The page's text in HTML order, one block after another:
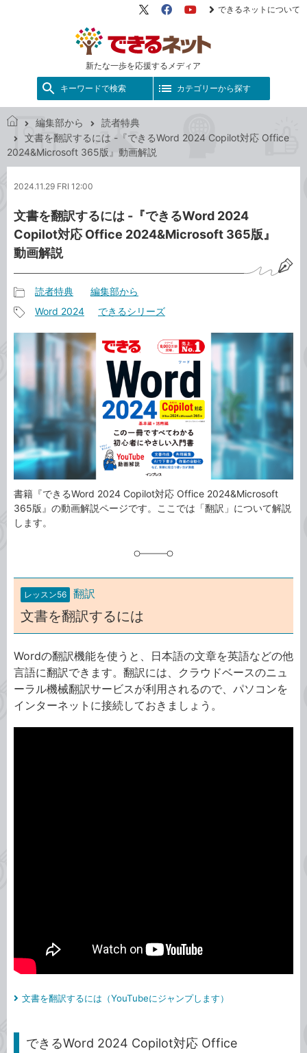
新たな一歩を応援するメディア
X（旧
FacebookYouTube
できるネットについて
キーワードで検索 カテゴリーから探す
で
き
ッ
編集部から
読者特典
文書を翻訳するには -『できるWord 2024 Copilot対応 Office
2024&Microsoft 365版』動画解説
2024.11.29 FRI 12:00
文書を翻訳するには -『できるWord 2024
Copilot対応 Office 2024&Microsoft 365版』
動画解説
事
カ
リ
読者特典 編集部から
Word 2024 できるシリーズ
書籍『できるWord 2024 Copilot対応 Office 2024&Microsoft
365版』の動画解説ページです。ここでは「翻訳」について解説
します。
レッスン56 翻訳
文書を翻訳するには
Wordの翻訳機能を使うと、日本語の文章を英語などの他
言語に翻訳できます。翻訳には、クラウドベースのニュ
ーラル機械翻訳サービスが利用されるので、パソコンを
インターネットに接続しておきましょう。
文書を翻訳するには（YouTubeにジャンプします）
できるWord 2024 Copilot対応 Office